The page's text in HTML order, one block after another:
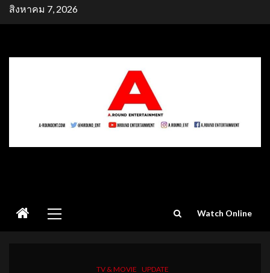
Skipสิงหาคม 7, 2026
Menu
Watch Online
TV & MOVIE UPDATE